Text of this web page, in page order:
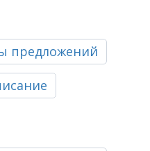
предложений